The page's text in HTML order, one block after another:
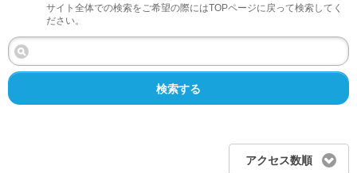
サイト全体での検索をご希望の際にはTOPページに戻って検索してく
ださい。
検索する
アクセス数順